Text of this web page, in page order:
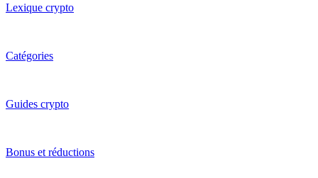
Lexique crypto
Catégories
Guides crypto
Bonus et réductions